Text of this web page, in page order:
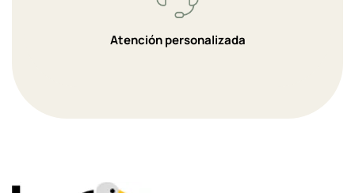
Atención personalizada